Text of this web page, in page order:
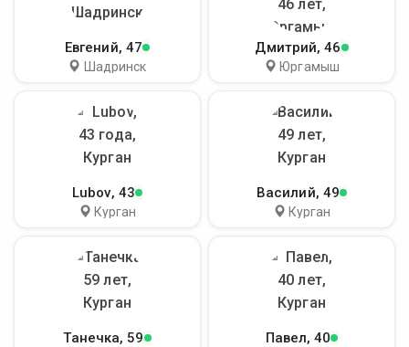
Евгений, 47
Шадринск
Дмитрий, 46
Юргамыш
Lubov, 43
Курган
Василий, 49
Курган
Танечка, 59 Павел, 40